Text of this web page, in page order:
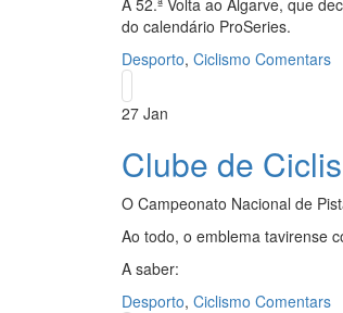
A 52.ª Volta ao Algarve, que
do calendário ProSeries.
Desporto, Ciclismo Comentars
27 Jan
Clube de
O Campeonato Nacional de
Ao todo, o emblema tavirense
A saber:
Desporto, Ciclismo Comentars